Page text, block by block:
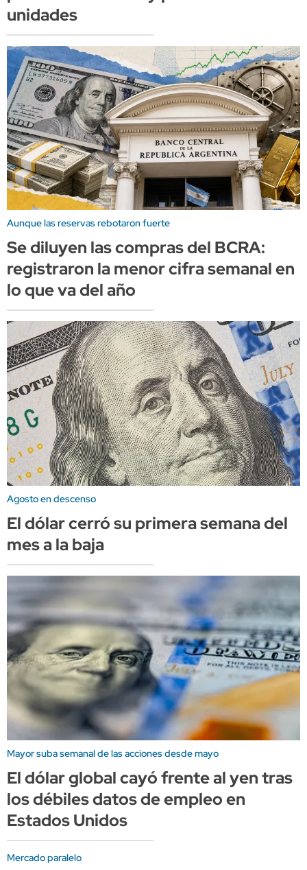
unidades
Aunque las reservas rebotaron fuerte
Se diluyen las compras del BCRA:
registraron la menor cifra semanal en
lo que va del año
Agosto en descenso
El dólar cerró su primera semana del
mes a la baja
Mayor suba semanal de las acciones desde mayo
El dólar global cayó frente al yen tras
los débiles datos de empleo en
Estados Unidos
Mercado paralelo